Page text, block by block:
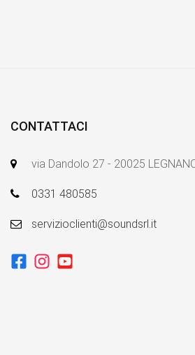
CONTATTACI
via Dandolo 27 - 20025
0331 480585
servizioclienti@soundsrl.it